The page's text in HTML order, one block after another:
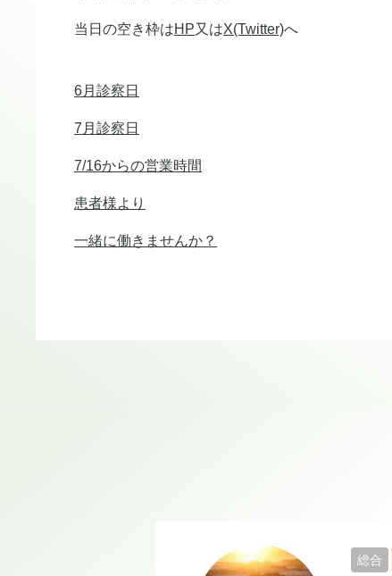
当日の空き枠はHP又はX(Twitter)へ
6月診察日
7月診察日
7/16からの営業時間
患者様より
一緒に働きませんか？
総合